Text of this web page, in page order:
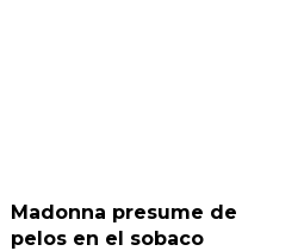
Madonna presume de
pelos en el sobaco